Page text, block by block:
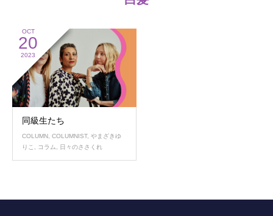
OCT
20
2023
同級生たち
COLUMN, COLUMNIST, やまざきゆ
りこ , コラム, 日々のささくれ